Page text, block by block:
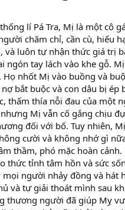
lí Pá Tra, Mị là một cô
chăm chỉ, cần cù, hiếu
và luôn tự nhận thức giá trị
ngón tay lách vào khe gỗ.
nhốt Mị vào buồng và
bắt buộc và con dâu bị
thấm thía nỗi đau của một
Mị vẫn cố gắng chịu
đối với bố. Tuy nhiên,
cười và không nhớ gì
thầm, phó mặc hoàn
thức tỉnh tâm hồn và sức
người nhảy đồng và hát
và tự giải thoát mình sau
thương người đã giúp Mỵ